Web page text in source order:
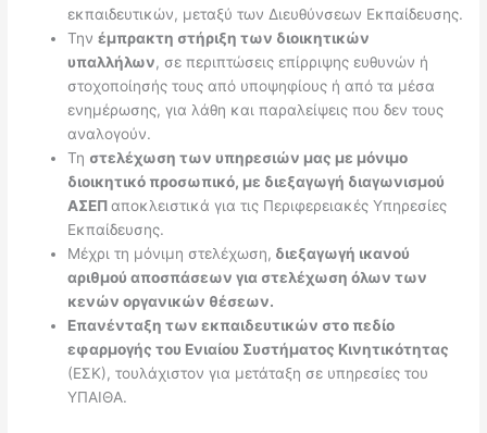
εκπαιδευτικών, μεταξύ των Διευθύνσεων Εκπαίδευσης.
Τηνέμπρακτη στήριξη των διοικητικών
υπαλλήλων, σε περιπτώσεις επίρριψης ευθυνών ή
στοχοποίησής τους από υποψηφίους ή από τα μέσα
ενημέρωσης, για λάθη και παραλείψεις που δεν τους
αναλογούν.
Τη στελέχωση των υπηρεσιών μας με μόνιμο
διοικητικό προσωπικό, με διεξαγωγή διαγωνισμού
ΑΣΕΠαποκλειστικά για τις Περιφερειακές Υπηρεσίες
Εκπαίδευσης.
Μέχρι τη μόνιμη στελέχωση, διεξαγωγή ικανού
αριθμού αποσπάσεων για στελέχωση όλων των
κενών οργανικών θέσεων.
Επανένταξη των εκπαιδευτικών στο πεδίο
εφαρμογής του Ενιαίου Συστήματος Κινητικότητας
(ΕΣΚ), τουλάχιστον για μετάταξη σε υπηρεσίες του
ΥΠΑΙΘΑ.